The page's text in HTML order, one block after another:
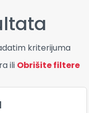
kriterijuma
ili Obrišite filtere